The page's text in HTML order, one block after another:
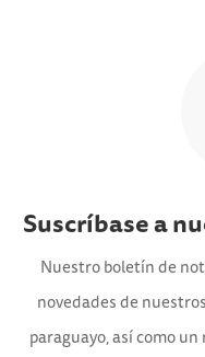
Suscríbase a
Nuestro boletín de
novedades de
paraguayo, así como